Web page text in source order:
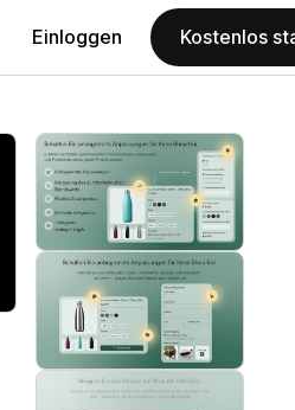
Einloggen Kostenlos